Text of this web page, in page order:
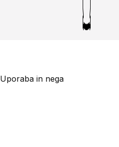
Uporaba in nega